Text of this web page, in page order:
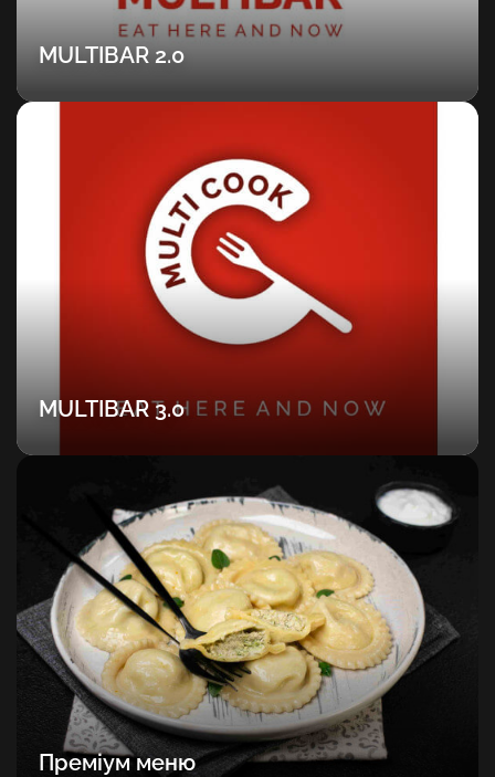
MULTIBAR 2.0
MULTIBAR 3.0
Преміум меню